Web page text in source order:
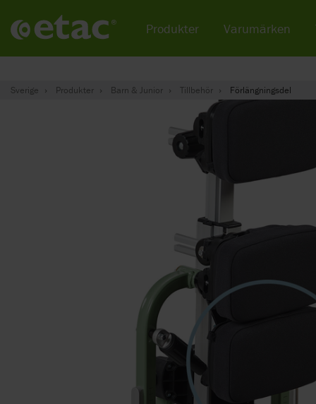
Sverige Produkter Barn & Junior Tillbehör Förlängningsdel
Produkter Varumärken